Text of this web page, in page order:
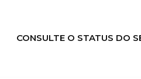
CONSULTE O STATUS DO